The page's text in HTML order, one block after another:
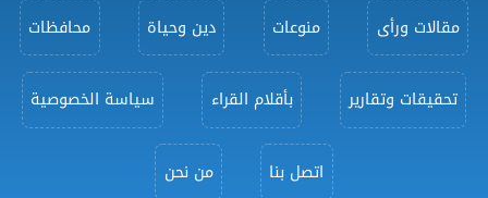
مقالات ورأى منوعات دين وحياة محافظات
تحقيقات وتقارير بأقلام القراء سياسة الخصوصية
اتصل بنا من نحن